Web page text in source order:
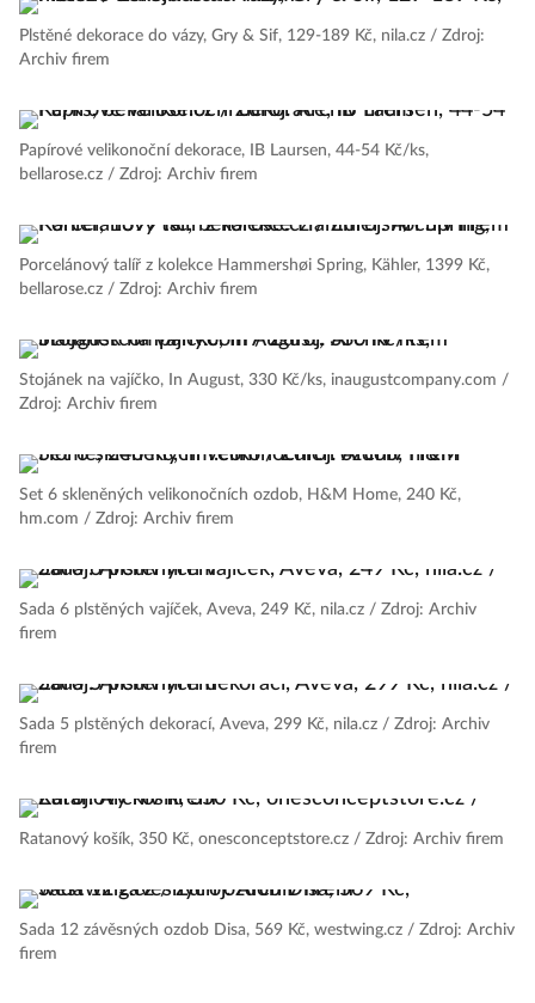
Plstěné dekorace do vázy, Gry & Sif, 129-189 Kč, nila.cz / Zdroj:
Archiv firem
Papírové velikonoční dekorace, IB Laursen, 44-54 Kč/ks,
bellarose.cz / Zdroj: Archiv firem
Porcelánový talíř z kolekce Hammershøi Spring, Kähler, 1399 Kč,
bellarose.cz / Zdroj: Archiv firem
Stojánek na vajíčko, In August, 330 Kč/ks, inaugustcompany.com /
Zdroj: Archiv firem
Set 6 skleněných velikonočních ozdob, H&M Home, 240 Kč,
hm.com / Zdroj: Archiv firem
Sada 6 plstěných vajíček, Aveva, 249 Kč, nila.cz / Zdroj: Archiv
firem
Sada 5 plstěných dekorací, Aveva, 299 Kč, nila.cz / Zdroj: Archiv
firem
Ratanový košík, 350 Kč, onesconceptstore.cz / Zdroj: Archiv firem
Sada 12 závěsných ozdob Disa, 569 Kč, westwing.cz / Zdroj: Archiv
firem